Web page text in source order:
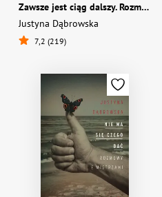
Zawsze jest ciąg dalszy. Rozmowy z psychoterapeutami
Justyna Dąbrowska
7,2 (219)